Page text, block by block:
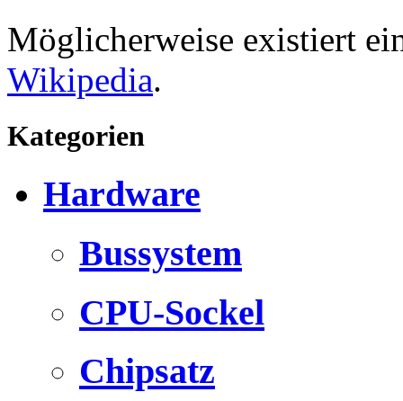
Möglicherweise existiert
Wikipedia.
Kategorien
Hardware
Bussystem
CPU-Sockel
Chipsatz